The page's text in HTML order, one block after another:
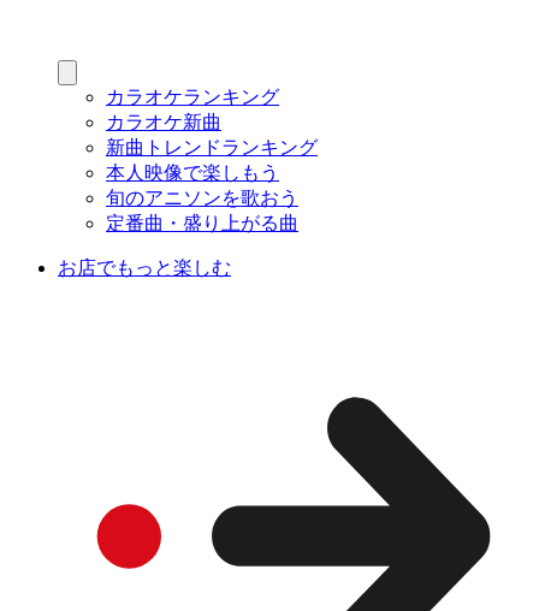
カラオケランキング
カラオケ新曲
新曲トレンドランキング
本人映像で楽しもう
旬のアニソンを歌おう
定番曲・盛り上がる曲
お店でもっと楽しむ